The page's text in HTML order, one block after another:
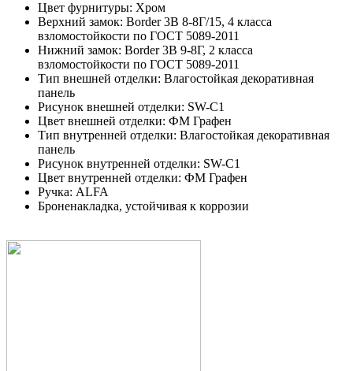
Цвет фурнитуры: Хром
Верхний замок: Border 3В 8-8Г/15, 4 класса
взломостойкости по ГОСТ 5089-2011
Нижний замок: Border 3В 9-8Г, 2 класса
взломостойкости по ГОСТ 5089-2011
Тип внешней отделки: Влагостойкая декоративная
панель
Рисунок внешней отделки: SW-C1
Цвет внешней отделки: ФМ Графен
Тип внутренней отделки: Влагостойкая декоративная
панель
Рисунок внутренней отделки: SW-C1
Цвет внутренней отделки: ФМ Графен
Ручка: ALFA
Броненакладка, устойчивая к коррозии